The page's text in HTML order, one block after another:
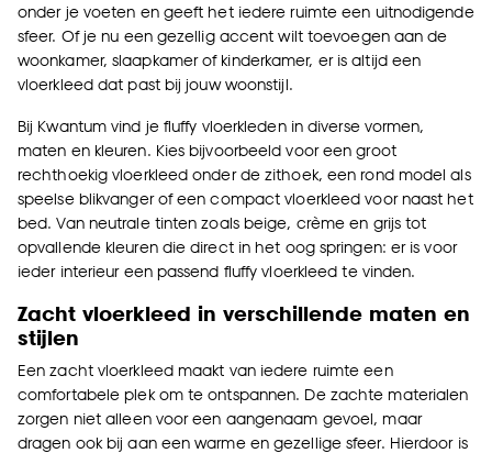
onder je voeten en geeft het iedere ruimte een uitnodigende
sfeer. Of je nu een gezellig accent wilt toevoegen aan de
woonkamer, slaapkamer of kinderkamer, er is altijd een
vloerkleed dat past bij jouw woonstijl.
Bij Kwantum vind je fluffy vloerkleden in diverse vormen,
maten en kleuren. Kies bijvoorbeeld voor een groot
rechthoekig vloerkleed onder de zithoek, een rond model als
speelse blikvanger of een compact vloerkleed voor naast het
bed. Van neutrale tinten zoals beige, crème en grijs tot
opvallende kleuren die direct in het oog springen: er is voor
ieder interieur een passend fluffy vloerkleed te vinden.
Zacht vloerkleed in verschillende maten en
stijlen
Een zacht vloerkleed maakt van iedere ruimte een
comfortabele plek om te ontspannen. De zachte materialen
zorgen niet alleen voor een aangenaam gevoel, maar
dragen ook bij aan een warme en gezellige sfeer. Hierdoor is